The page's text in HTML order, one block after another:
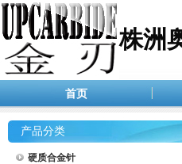
株洲
首页
产品分类
硬质合金针